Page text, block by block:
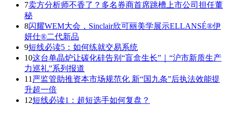
7卖方分析师不香了？多名券商首席跳槽上市公司担任董
秘
8闪耀WEM大会，Sinclair欣可丽美学展示ELLANSÉ®伊
妍仕®二代新品
9短线必读5：如何练就交易系统
10这台单晶炉让碳化硅告别“盲盒生长”｜“沪市新质生产
力巡礼”系列报道
11 严监管助推资本市场规范化 新“国九条”后执法效能提
升超一倍
12短线必读1：超短选手如何复盘？